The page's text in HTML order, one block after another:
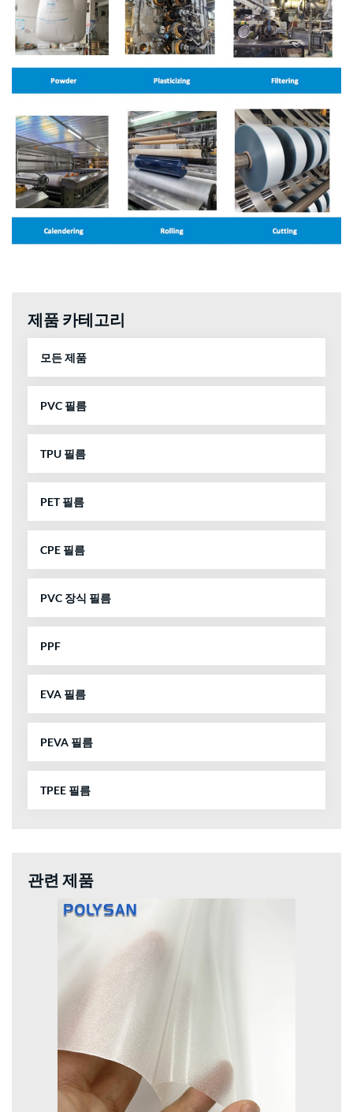
제품 카테고리
모든 제품
PVC 필름
TPU 필름
PET 필름
CPE 필름
PVC 장식 필름
PPF
EVA 필름
PEVA 필름
TPEE 필름
관련 제품